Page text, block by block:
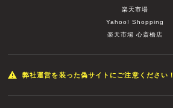
楽天市場
Yahoo! Shopping
楽天市場 心斎橋店
弊社運営を装った偽サイトにご注意ください！